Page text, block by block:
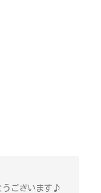
うございます♪